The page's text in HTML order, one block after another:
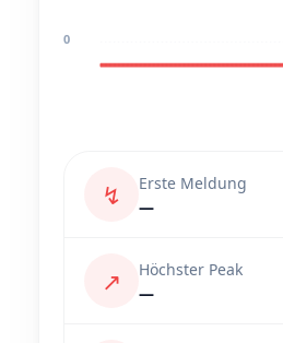
0
↯
Erste Meldung
—
↗
Höchster Peak
—